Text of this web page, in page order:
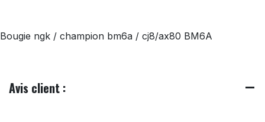
Bougie ngk / champion bm6a / cj8/ax80 BM6A
Avis client :